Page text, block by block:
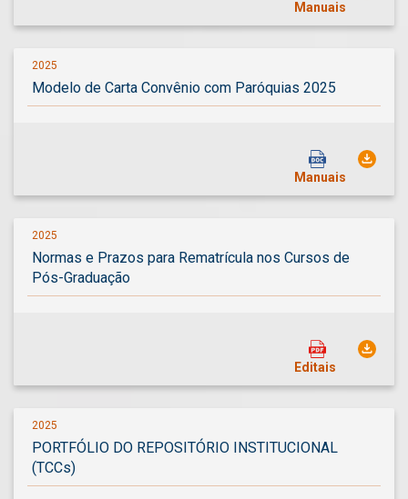
Manuais
2025
Modelo de Carta Convênio com Paróquias 2025
Manuais
2025
Normas e Prazos para Rematrícula nos Cursos de
Pós-Graduação
Editais
2025
PORTFÓLIO DO REPOSITÓRIO INSTITUCIONAL
(TCCs)